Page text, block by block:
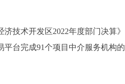
技术开发区2022年度部门决算》
台完成91个项目中介服务机构的